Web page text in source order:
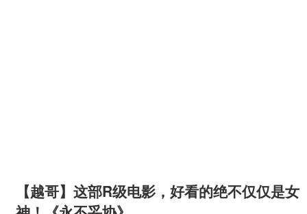
【越哥】这部R级电影，好看的绝不仅仅是女